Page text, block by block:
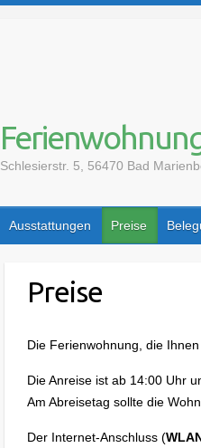
Schlesierstr. 5, 56470 Bad
Ausstattungen Preise
Preise
Die Ferienwohnung, die
Die Anreise ist ab 14:00 Uhr
Am Abreisetag sollte die
Der Internet-Anschluss (